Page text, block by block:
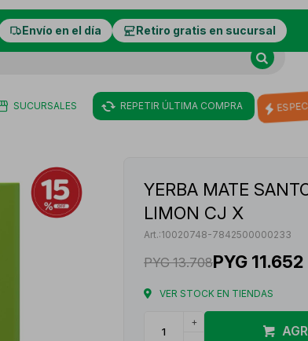
Envío en el día Retiro gratis en sucursal
SUCURSALES REPETIR ÚLTIMA COMPRA
YERBA MATE
LIMON CJ X
10020748-7842500000233
PYG 13.708PYG 11.652
VER STOCK EN TIENDAS
+